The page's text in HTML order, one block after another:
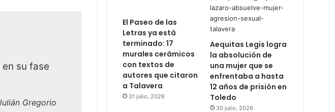
su fase
Gregorio
El Paseo de las
Letras ya está
terminado: 17
murales cerámicos
con textos de
autores que citaron
a Talavera
31 julio, 2026
Aequitas Legis logra
la absolución de
una mujer que se
enfrentaba a hasta
12 años de prisión en
Toledo
30 julio, 2026